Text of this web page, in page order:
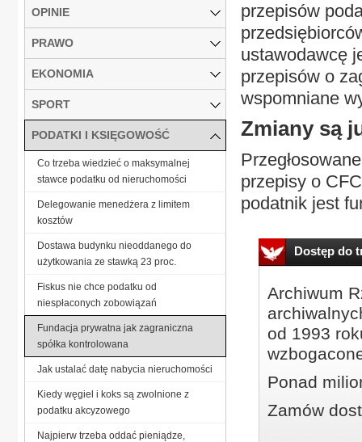
przepisów
ustawodawcę
przepisów o
wspomniane
Zmiany są
przepisy o
podatnik jest
Dostęp do
Archiwum
od 1993
Ponad
Zamów
OPINIE
PRAWO
EKONOMIA
SPORT
PODATKI I KSIĘGOWOŚĆ
Co trzeba wiedzieć o maksymalnej
stawce podatku od nieruchomości
Delegowanie menedżera z limitem
kosztów
Dostawa budynku nieoddanego do
użytkowania ze stawką 23 proc.
Fiskus nie chce podatku od
niespłaconych zobowiązań
Fundacja prywatna jak zagraniczna
spółka kontrolowana
Jak ustalać datę nabycia nieruchomości
Kiedy węgiel i koks są zwolnione z
podatku akcyzowego
Najpierw trzeba oddać pieniądze,